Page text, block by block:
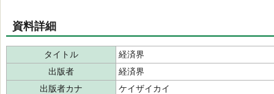
資料詳細
タイトル
経済界
出版者
経済界
出版者カナ
ケイザイカイ